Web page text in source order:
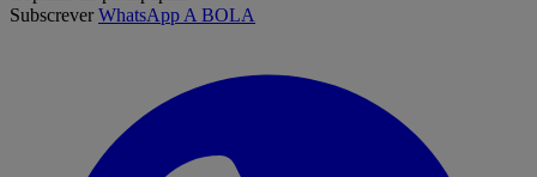
SubscreverWhatsApp A BOLA